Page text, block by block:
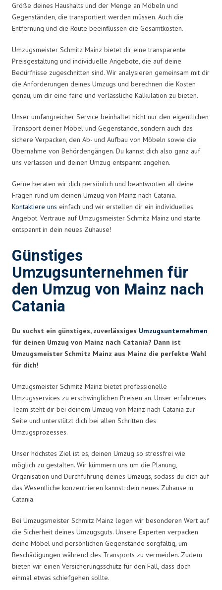
Größe deines Haushalts und der Menge an Möbeln und
Gegenständen, die transportiert werden müssen. Auch die
Entfernung und die Route beeinflussen die Gesamtkosten.
Umzugsmeister Schmitz Mainz bietet dir eine transparente
Preisgestaltung und individuelle Angebote, die auf deine
Bedürfnisse zugeschnitten sind. Wir analysieren gemeinsam mit dir
die Anforderungen deines Umzugs und berechnen die Kosten
genau, um dir eine faire und verlässliche Kalkulation zu bieten.
Unser umfangreicher Service beinhaltet nicht nur den eigentlichen
Transport deiner Möbel und Gegenstände, sondern auch das
sichere Verpacken, den Ab- und Aufbau von Möbeln sowie die
Übernahme von Behördengängen. Du kannst dich also ganz auf
uns verlassen und deinen Umzug entspannt angehen.
Gerne beraten wir dich persönlich und beantworten all deine
Fragen rund um deinen Umzug von Mainz nach Catania.
Kontaktiere uns einfach und wir erstellen dir ein individuelles
Angebot. Vertraue auf Umzugsmeister Schmitz Mainz und starte
entspannt in dein neues Zuhause!
Günstiges
Umzugsunternehmen für
den Umzug von Mainz nach
Catania
Du suchst ein günstiges, zuverlässiges Umzugsunternehmen
für deinen Umzug von Mainz nach Catania? Dann ist
Umzugsmeister Schmitz Mainz aus Mainz die perfekte Wahl
für dich!
Umzugsmeister Schmitz Mainz bietet professionelle
Umzugsservices zu erschwinglichen Preisen an. Unser erfahrenes
Team steht dir bei deinem Umzug von Mainz nach Catania zur
Seite und unterstützt dich bei allen Schritten des
Umzugsprozesses.
Unser höchstes Ziel ist es, deinen Umzug so stressfrei wie
möglich zu gestalten. Wir kümmern uns um die Planung,
Organisation und Durchführung deines Umzugs, sodass du dich auf
das Wesentliche konzentrieren kannst: dein neues Zuhause in
Catania.
Bei Umzugsmeister Schmitz Mainz legen wir besonderen Wert auf
die Sicherheit deines Umzugsguts. Unsere Experten verpacken
deine Möbel und persönlichen Gegenstände sorgfältig, um
Beschädigungen während des Transports zu vermeiden. Zudem
bieten wir einen Versicherungsschutz für den Fall, dass doch
einmal etwas schiefgehen sollte.